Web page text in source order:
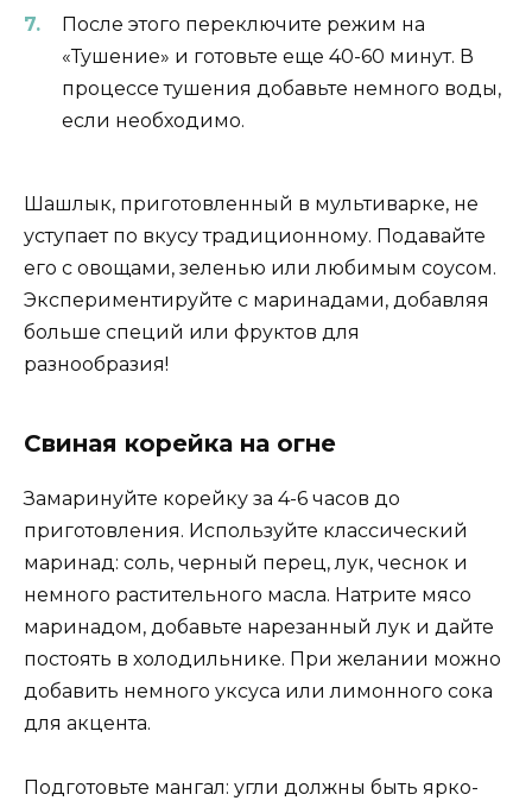
После этого переключите режим на
«Тушение» и готовьте еще 40-60 минут. В
процессе тушения добавьте немного воды,
если необходимо.
Шашлык, приготовленный в мультиварке, не
уступает по вкусу традиционному. Подавайте
его с овощами, зеленью или любимым соусом.
Экспериментируйте с маринадами, добавляя
больше специй или фруктов для
разнообразия!
Свиная корейка на огне
Замаринуйте корейку за 4-6 часов до
приготовления. Используйте классический
маринад: соль, черный перец, лук, чеснок и
немного растительного масла. Натрите мясо
маринадом, добавьте нарезанный лук и дайте
постоять в холодильнике. При желании можно
добавить немного уксуса или лимонного сока
для акцента.
Подготовьте мангал: угли должны быть ярко-